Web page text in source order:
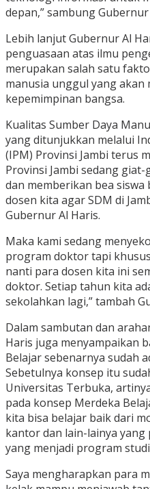
depan,” sambung Gubernur
Lebih lanjut Gubernur Al
penguasaan atas ilmu
merupakan salah satu
manusia unggul yang akan
kepemimpinan bangsa.
Kualitas Sumber Daya
yang ditunjukkan melalui
(IPM) Provinsi Jambi terus
Provinsi Jambi sedang
dan memberikan bea siswa
dosen kita agar SDM di
Gubernur Al Haris.
Maka kami sedang
program doktor tapi
nanti para dosen kita ini
doktor. Setiap tahun kita
sekolahkan lagi,” tambah
Dalam sambutan dan
Haris juga menyampaikan
Belajar sebenarnya sudah
Sebetulnya konsep itu
Universitas Terbuka,
pada konsep Merdeka
kita bisa belajar baik dari
kantor dan lain-lainya
yang menjadi program
Saya mengharapkan para